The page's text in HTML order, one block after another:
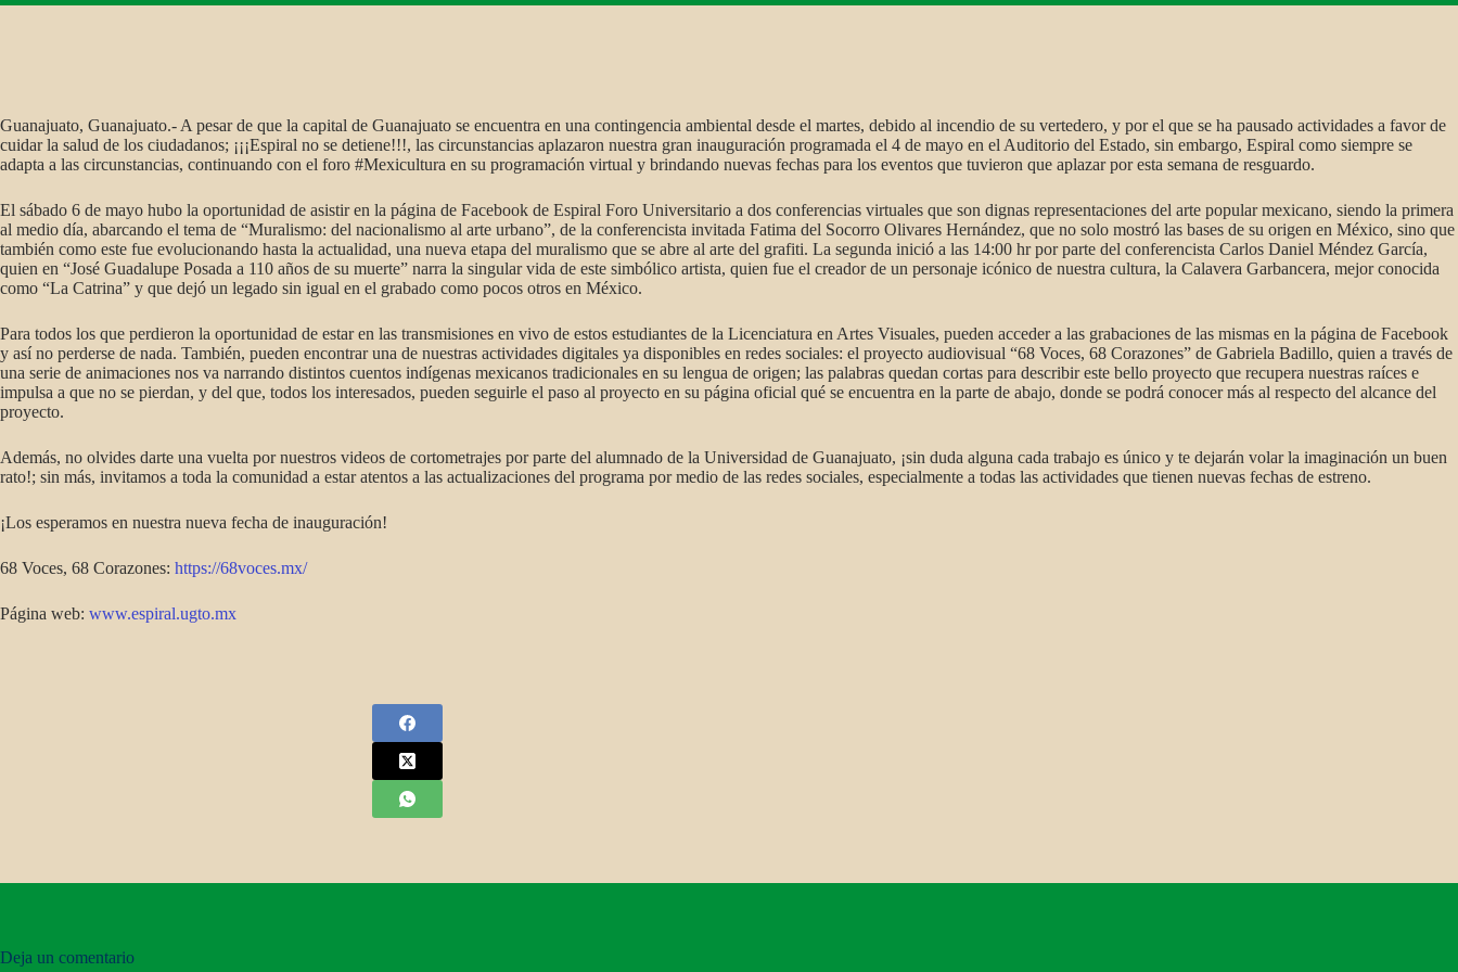
Guanajuato, Guanajuato.- A pesar de que la capital de Guanajuato se encuentra en una contingencia ambiental desde el martes, debido al incendio de su vertedero, y por el que se ha pausado actividades a favor de
cuidar la salud de los ciudadanos; ¡¡¡Espiral no se detiene!!!, las circunstancias aplazaron nuestra gran inauguración programada el 4 de mayo en el Auditorio del Estado, sin embargo, Espiral como siempre se
adapta a las circunstancias, continuando con el foro #Mexicultura en su programación virtual y brindando nuevas fechas para los eventos que tuvieron que aplazar por esta semana de resguardo.
El sábado 6 de mayo hubo la oportunidad de asistir en la página de Facebook de Espiral Foro Universitario a dos conferencias virtuales que son dignas representaciones del arte popular mexicano, siendo la primera
al medio día, abarcando el tema de “Muralismo: del nacionalismo al arte urbano”, de la conferencista invitada Fatima del Socorro Olivares Hernández, que no solo mostró las bases de su origen en México, sino que
también como este fue evolucionando hasta la actualidad, una nueva etapa del muralismo que se abre al arte del grafiti. La segunda inició a las 14:00 hr por parte del conferencista Carlos Daniel Méndez García,
quien en “José Guadalupe Posada a 110 años de su muerte” narra la singular vida de este simbólico artista, quien fue el creador de un personaje icónico de nuestra cultura, la Calavera Garbancera, mejor conocida
como “La Catrina” y que dejó un legado sin igual en el grabado como pocos otros en México.
Para todos los que perdieron la oportunidad de estar en las transmisiones en vivo de estos estudiantes de la Licenciatura en Artes Visuales, pueden acceder a las grabaciones de las mismas en la página de Facebook
y así no perderse de nada. También, pueden encontrar una de nuestras actividades digitales ya disponibles en redes sociales: el proyecto audiovisual “68 Voces, 68 Corazones” de Gabriela Badillo, quien a través de
una serie de animaciones nos va narrando distintos cuentos indígenas mexicanos tradicionales en su lengua de origen; las palabras quedan cortas para describir este bello proyecto que recupera nuestras raíces e
impulsa a que no se pierdan, y del que, todos los interesados, pueden seguirle el paso al proyecto en su página oficial qué se encuentra en la parte de abajo, donde se podrá conocer más al respecto del alcance del
proyecto.
Además, no olvides darte una vuelta por nuestros videos de cortometrajes por parte del alumnado de la Universidad de Guanajuato, ¡sin duda alguna cada trabajo es único y te dejarán volar la imaginación un buen
rato!; sin más, invitamos a toda la comunidad a estar atentos a las actualizaciones del programa por medio de las redes sociales, especialmente a todas las actividades que tienen nuevas fechas de estreno.
¡Los esperamos en nuestra nueva fecha de inauguración!
68 Voces, 68 Corazones: https://68voces.mx/
Página web: www.espiral.ugto.mx
Deja un comentario